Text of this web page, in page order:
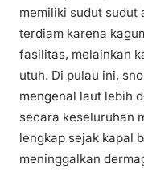
memiliki sudut sudut
terdiam karena
fasilitas, melainkan
utuh. Di pulau ini,
mengenal laut lebih
secara keseluruhan
lengkap sejak kapal
meninggalkan